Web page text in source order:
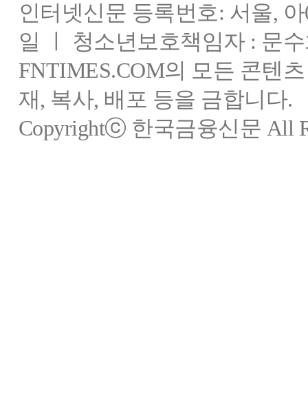
인터넷신문 등록번호: 서울,
일 ㅣ 청소년보호책임자 : 문
FNTIMES.COM의 모든 콘텐
재, 복사, 배포 등을 금합니다.
Copyrightⓒ 한국금융신문 All